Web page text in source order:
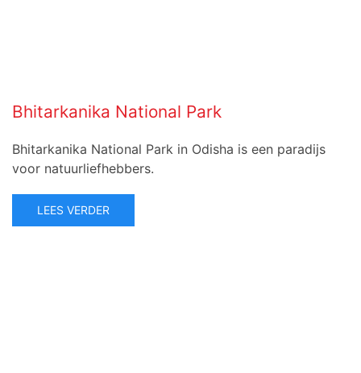
Bhitarkanika National Park
Bhitarkanika National Park in Odisha is een paradijs
voor natuurliefhebbers.
LEES VERDER